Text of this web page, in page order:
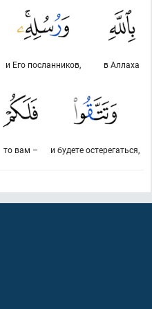
в Аллаха
и Его посланников,
и будете остерегаться,
то вам –